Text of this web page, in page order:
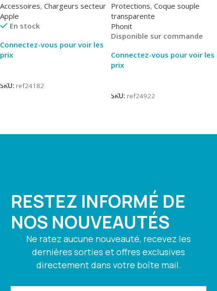
Accessoires, Chargeurs secteur
Apple
En stock
Connectez-vous pour voir les
prix
SKU: ref24182
Protections, Coque souple
transparente
Phonit
Disponible sur commande
Connectez-vous pour voir les
prix
SKU: ref24922
RESTEZ INFORMÉ DE
NOS NOUVEAUTÉS
Ne ratez aucune nouveauté, recevez les
dernières sorties et offres exclusives
directement dans votre boîte mail.